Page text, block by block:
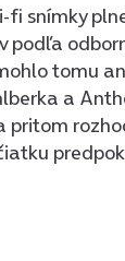
fi snímky
podľa
tomu
a
pritom